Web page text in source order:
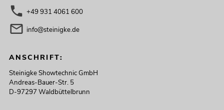
+49 931 4061 600
info@steinigke.de
ANSCHRIFT:
Steinigke Showtechnic GmbH
Andreas-Bauer-Str. 5
D-97297 Waldbüttelbrunn